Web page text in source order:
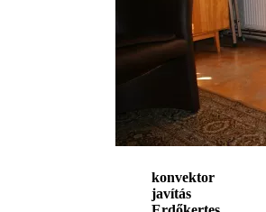
konvektor
javítás